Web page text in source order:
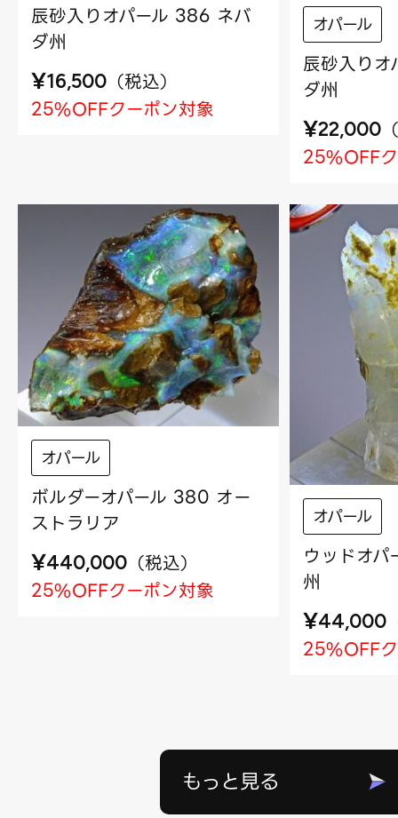
辰砂入りオパール 386 ネバ
ダ州
¥16,500 （税込）
25%OFFクーポン対象
オパール
辰砂入り
ダ州
¥22,000 （
25%OFF
オパール
ボルダーオパール 380 オー
ストラリア
¥440,000 （税込）
25%OFFクーポン対象
オパール
ウッドオ
州
¥44,000
25%OFF
もっと見る